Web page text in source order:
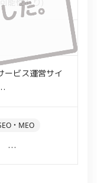
ービス運営サイ
・MEO